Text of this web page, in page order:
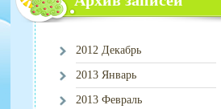
2012 Декабрь
2013 Январь
2013 Февраль